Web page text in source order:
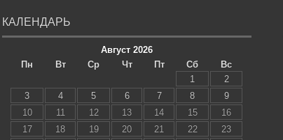
КАЛЕНДАРЬ
Август 2026
Пн
Вт Ср Чт Пт Сб
Вс
1
2
3
4 5 6 7 8
9
10
11 12 13 14 15
16
17
18 19 20 21 22 23